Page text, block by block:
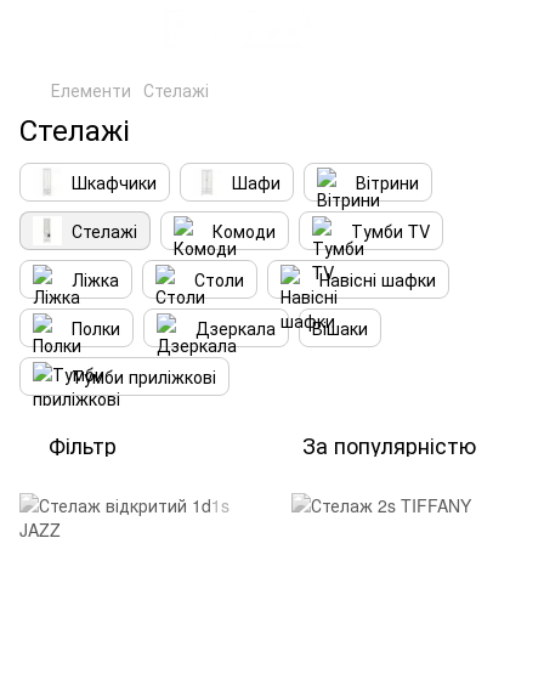
Елементи Стелажі
Стелажі
Шкафчики Шафи
Вітрини
Стелажі
Комоди
Тумби TV
Ліжка
Столи
Навісні шафки
Полки
Дзеркала
Вішаки
Тумби приліжкові
Фільтр За популярністю